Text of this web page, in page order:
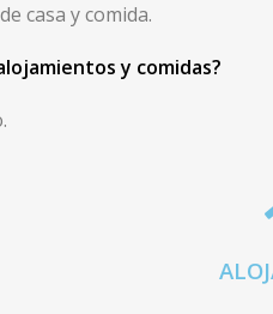
casa y comida.
y comidas?